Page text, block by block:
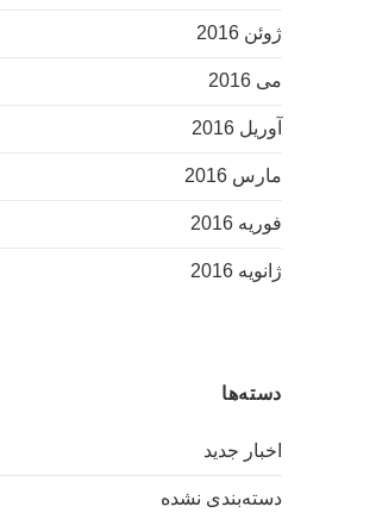
ژوئن 2016
می 2016
آوریل 2016
مارس 2016
فوریه 2016
ژانویه 2016
دسته‌ها
اخبار جدید
دسته‌بندی نشده